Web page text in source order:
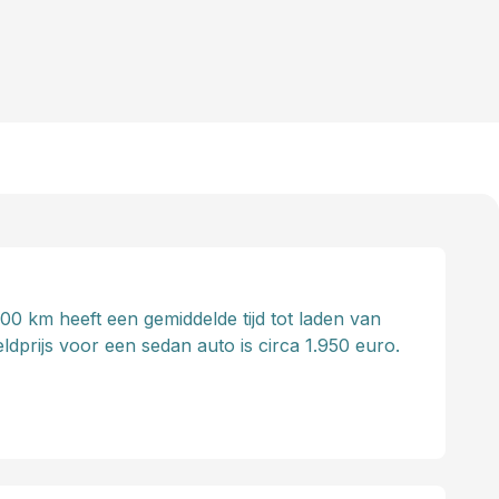
km heeft een gemiddelde tijd tot laden van
voor een sedan auto is circa 1.950 euro.